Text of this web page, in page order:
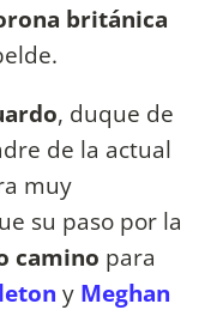
británica
, duque de
de la actual
muy
su paso por la
camino para
y Meghan